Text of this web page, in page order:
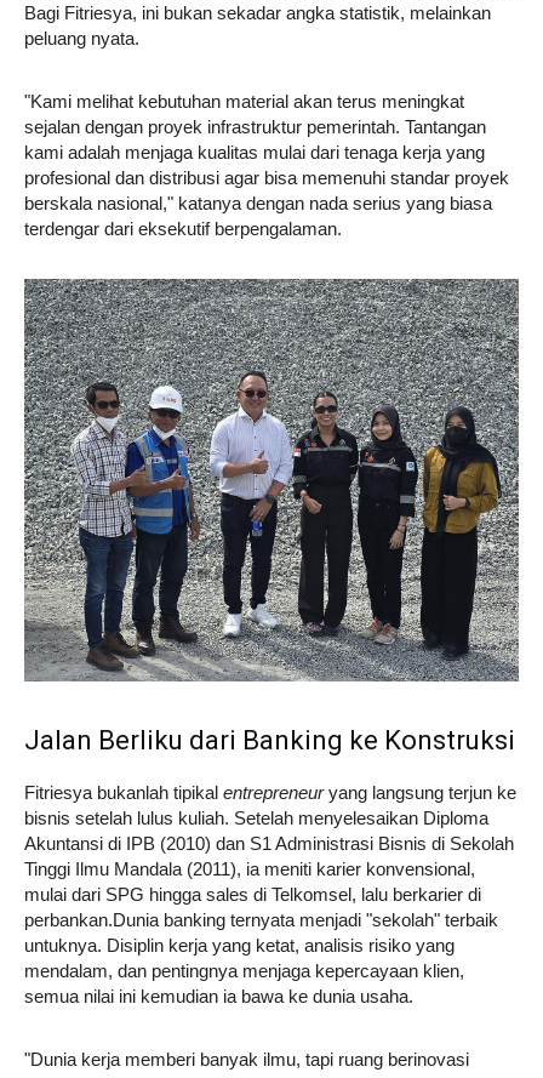
Bagi Fitriesya, ini bukan sekadar angka statistik, melainkan
peluang nyata.
"Kami melihat kebutuhan material akan terus meningkat
sejalan dengan proyek infrastruktur pemerintah. Tantangan
kami adalah menjaga kualitas mulai dari tenaga kerja yang
profesional dan distribusi agar bisa memenuhi standar proyek
berskala nasional," katanya dengan nada serius yang biasa
terdengar dari eksekutif berpengalaman.
Jalan Berliku dari Banking ke Konstruksi
Fitriesya bukanlah tipikal entrepreneuryang langsung terjun ke
bisnis setelah lulus kuliah. Setelah menyelesaikan Diploma
Akuntansi di IPB (2010) dan S1 Administrasi Bisnis di Sekolah
Tinggi Ilmu Mandala (2011), ia meniti karier konvensional,
mulai dari SPG hingga sales di Telkomsel, lalu berkarier di
perbankan.Dunia banking ternyata menjadi "sekolah" terbaik
untuknya. Disiplin kerja yang ketat, analisis risiko yang
mendalam, dan pentingnya menjaga kepercayaan klien,
semua nilai ini kemudian ia bawa ke dunia usaha.
"Dunia kerja memberi banyak ilmu, tapi ruang berinovasi